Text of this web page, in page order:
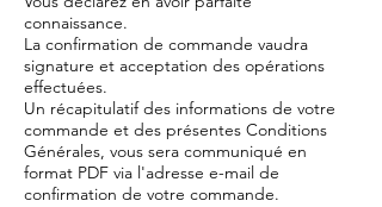
connaissance.
La confirmation de commande vaudra
signature et acceptation des opérations
effectuées.
Un récapitulatif des informations de votre
commande et des présentes Conditions
Générales, vous sera communiqué en
format PDF via l'adresse e-mail de
confirmation de votre commande.